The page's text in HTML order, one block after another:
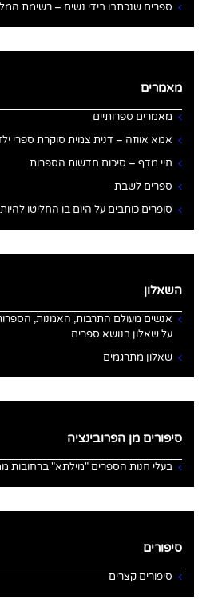
ספרים שנכתבו בידי נשים – רשימת
מאמרים
מאמרים ספרותיים
אמא אווזה – דנית צמית סוקרת ספרי
חיי מדף – סיכום חדשות הספרות
ספרים לשבת
סופרים כותבים על היום בו החליטו
השאלון
אנשים מעולם התרבות, האמנות,
על שאלון בנושא ספרים
שאלון מתרגמים
סיפורים מן הפרובינציה
בעלי חנות הספרים "מילתא" ברחובות
סיפורים
סיפורים קצרים